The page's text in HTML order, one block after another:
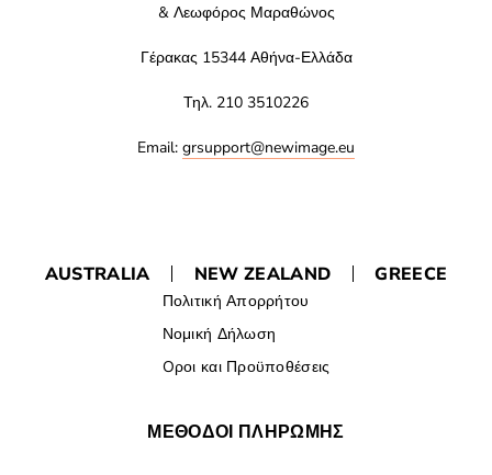
& Λεωφόρος Μαραθώνος
Γέρακας 15344 Αθήνα-Ελλάδα
Τηλ. 210 3510226
Email: grsupport@newimage.eu
AUSTRALIA NEW ZEALAND GREECE
Πολιτική Απορρήτου
Νομική Δήλωση
Oροι και Προϋποθέσεις
ΜΕΘΟΔΟΙ ΠΛΗΡΩΜΗΣ